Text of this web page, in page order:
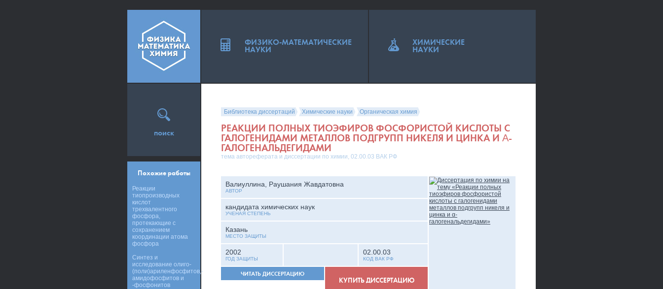
Библиотека диссертаций Химические науки Органическая химия
РЕАКЦИИ ПОЛНЫХ ТИОЭФИРОВ ФОСФОРИСТОЙ КИСЛОТЫ С
ГАЛОГЕНИДАМИ МЕТАЛЛОВ ПОДГРУПП НИКЕЛЯ И ЦИНКА И Α-
ГАЛОГЕНАЛЬДЕГИДАМИ
тема автореферата и диссертации по химии, 02.00.03 ВАК РФ
Валиуллина, Раушания Жавдатовна
АВТОР
кандидата химических наук
УЧЕНАЯ СТЕПЕНЬ
Казань
МЕСТО ЗАЩИТЫ
2002
ГОД ЗАЩИТЫ
02.00.03
КОД ВАК РФ
ЧИТАТЬ ДИССЕРТАЦИЮ
КУПИТЬ ДИССЕРТАЦИЮ
поиск
Похожие работы
Реакции
тиопроизводных
кислот
трехвалентного
фосфора,
протекающие с
сохранением
координации атома
фосфора
Синтез и
исследование олиго-
(поли)ариленфосфитов,-
амидофосфитов и
-фосфонитов
ФИЗИКО-МАТЕМАТИЧЕСКИЕ
НАУКИ
ХИМИЧЕСКИЕ
НАУКИ